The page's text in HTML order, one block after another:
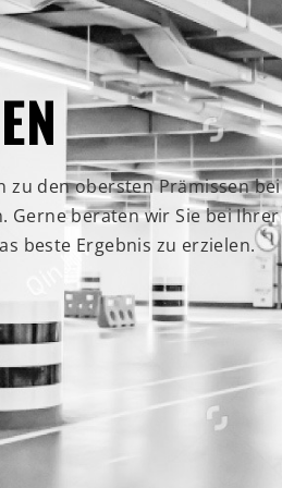
zu den obersten Prämissen bei
Gerne beraten wir Sie bei Ihrer
beste Ergebnis zu erzielen.